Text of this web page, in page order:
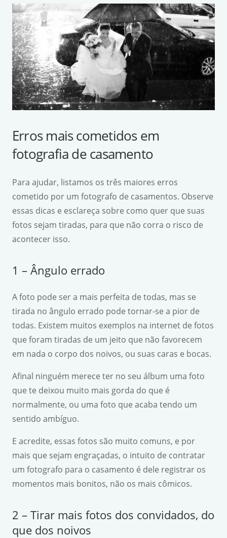
Erros mais cometidos em
fotografia de casamento
Para ajudar, listamos os três maiores erros
cometido por um fotografo de casamentos. Observe
essas dicas e esclareça sobre como quer que suas
fotos sejam tiradas, para que não corra o risco de
acontecer isso.
1 – Ângulo errado
A foto pode ser a mais perfeita de todas, mas se
tirada no ângulo errado pode tornar-se a pior de
todas. Existem muitos exemplos na internet de fotos
que foram tiradas de um jeito que não favorecem
em nada o corpo dos noivos, ou suas caras e bocas.
Afinal ninguém merece ter no seu álbum uma foto
que te deixou muito mais gorda do que é
normalmente, ou uma foto que acaba tendo um
sentido ambíguo.
E acredite, essas fotos são muito comuns, e por
mais que sejam engraçadas, o intuito de contratar
um fotografo para o casamento é dele registrar os
momentos mais bonitos, não os mais cômicos.
2 – Tirar mais fotos dos convidados, do
que dos noivos